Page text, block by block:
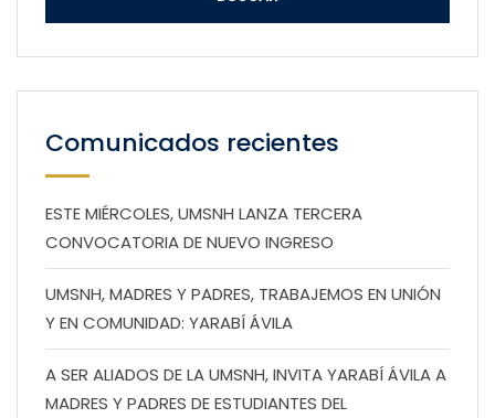
Comunicados recientes
ESTE MIÉRCOLES, UMSNH LANZA TERCERA
CONVOCATORIA DE NUEVO INGRESO
UMSNH, MADRES Y PADRES, TRABAJEMOS EN UNIÓN
Y EN COMUNIDAD: YARABÍ ÁVILA
A SER ALIADOS DE LA UMSNH, INVITA YARABÍ ÁVILA A
MADRES Y PADRES DE ESTUDIANTES DEL